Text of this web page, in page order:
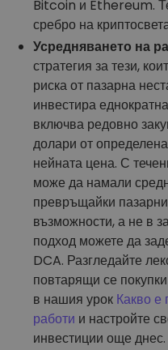
Bitcoin и Ethereum.
сребро на
Усредняването на
стратегия за тези,
риска от пазарна
инвестира
включва редовно
долари от
нейната цена. С
може да намали
превръщайки
възможности, а не в
подход можете да
DCA. Разгледайте
повтарящи се
в нашия урок Какво е
работи и настройте
инвестиции още днес.